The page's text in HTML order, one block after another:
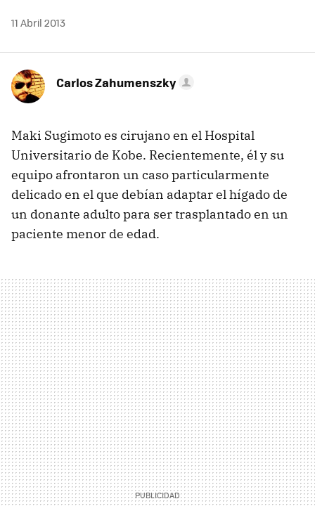
11 Abril 2013
Carlos Zahumenszky
Maki Sugimoto es cirujano en el Hospital
Universitario de Kobe. Recientemente, él y su
equipo afrontaron un caso particularmente
delicado en el que debían adaptar el hígado de
un donante adulto para ser trasplantado en un
paciente menor de edad.